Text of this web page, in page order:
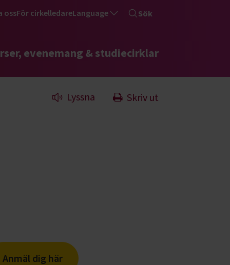
ossFör cirkelledareLanguage Sök
evenemang & studiecirklar
Lyssna Skriv ut
Anmäl dig här